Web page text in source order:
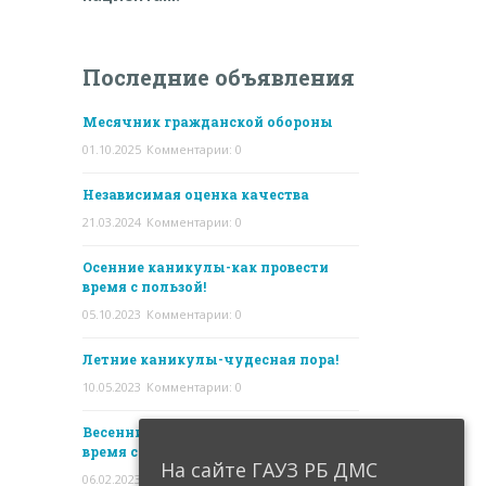
Последние объявления
Месячник гражданской обороны
01.10.2025 Комментарии: 0
Независимая оценка качества
21.03.2024 Комментарии: 0
Осенние каникулы-как провести
время с пользой!
05.10.2023 Комментарии: 0
Летние каникулы-чудесная пора!
10.05.2023 Комментарии: 0
Весенние каникулы- как провести
время с пользой!
06.02.2023 Комментарии: 0
На сайте ГАУЗ РБ ДМС